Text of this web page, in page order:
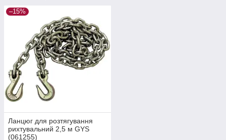
–15%
Ланцюг для розтягування
рихтувальний 2,5 м GYS
(061255)